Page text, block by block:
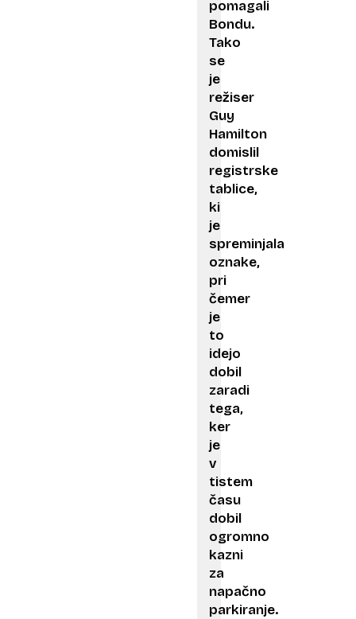
pomagali
Bondu.
Tako
se
je
režiser
Guy
Hamilton
domislil
registrske
tablice,
ki
je
spreminjala
oznake,
pri
čemer
je
to
idejo
dobil
zaradi
tega,
ker
je
v
tistem
času
dobil
ogromno
kazni
za
napačno
parkiranje.